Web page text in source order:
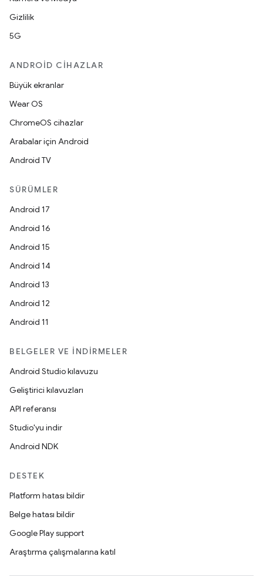
Gizlilik
5G
ANDROID CIHAZLAR
Büyük ekranlar
Wear OS
ChromeOS cihazlar
Arabalar için Android
Android TV
SÜRÜMLER
Android 17
Android 16
Android 15
Android 14
Android 13
Android 12
Android 11
BELGELER VE İNDIRMELER
Android Studio kılavuzu
Geliştirici kılavuzları
API referansı
Studio'yu indir
Android NDK
DESTEK
Platform hatası bildir
Belge hatası bildir
Google Play support
Araştırma çalışmalarına katıl